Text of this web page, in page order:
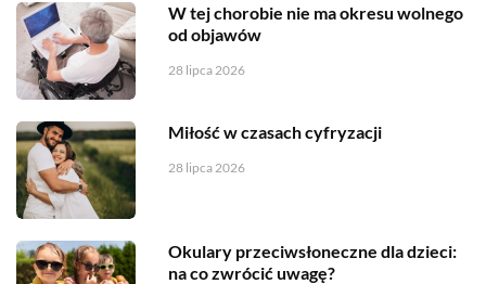
W tej chorobie nie ma okresu wolnego
od objawów
28 lipca 2026
Miłość w czasach cyfryzacji
28 lipca 2026
Okulary przeciwsłoneczne dla dzieci:
na co zwrócić uwagę?